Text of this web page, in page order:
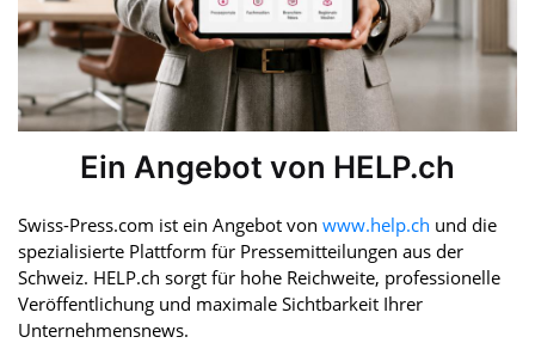
Ein Angebot von HELP.ch
Swiss-Press.com ist ein Angebot von www.help.ch und die
spezialisierte Plattform für Pressemitteilungen aus der
Schweiz. HELP.ch sorgt für hohe Reichweite, professionelle
Veröffentlichung und maximale Sichtbarkeit Ihrer
Unternehmensnews.